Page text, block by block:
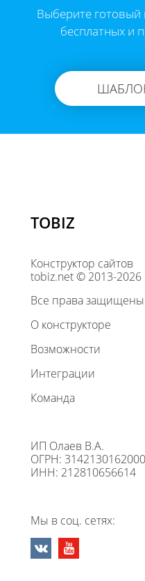
Выберите
бесплатных и
TOBIZ
Конструктор сайтов
tobiz.net © 2013-2026
Все права
О конструкторе
Возможности
Интеграции
Команда
ИП Олаев В.А.
ОГРН:
ИНН: 212810656614
Мы в соц. сетях: